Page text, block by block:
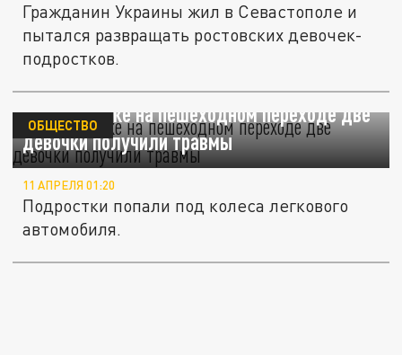
Гражданин Украины жил в Севастополе и
пытался развращать ростовских девочек-
подростков.
В Челябинске на пешеходном переходе две
девочки получили травмы
ОБЩЕСТВО
11 АПРЕЛЯ 01:20
Подростки попали под колеса легкового
автомобиля.